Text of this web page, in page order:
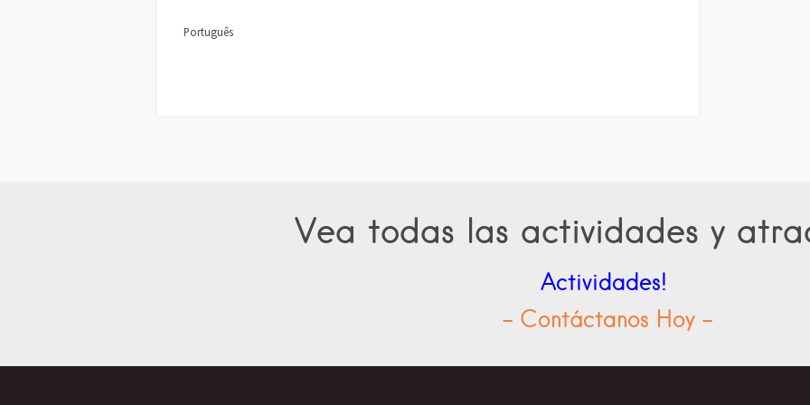
Português
Vea todas las actividades y
Actividades!
- Contáctanos Hoy -